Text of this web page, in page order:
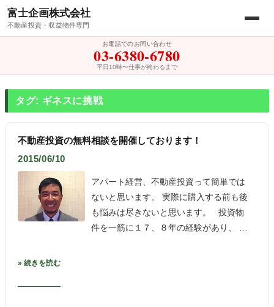
富士企画株式会社
不動産投資・収益物件専門
お電話でのお問い合わせ
03-6380-6780
平日10時〜仕事が終わるまで
タグ: ギネスに挑戦
不動産投資の無料相談を開催しております！
2015/06/10
アパート経営、不動産投資って簡単では
ないと思います。 実際に購入する前も後
も悩みは尽きないと思います。 投資物
件を一筋に１７、８年の経験があり、 …
» 続きを読む